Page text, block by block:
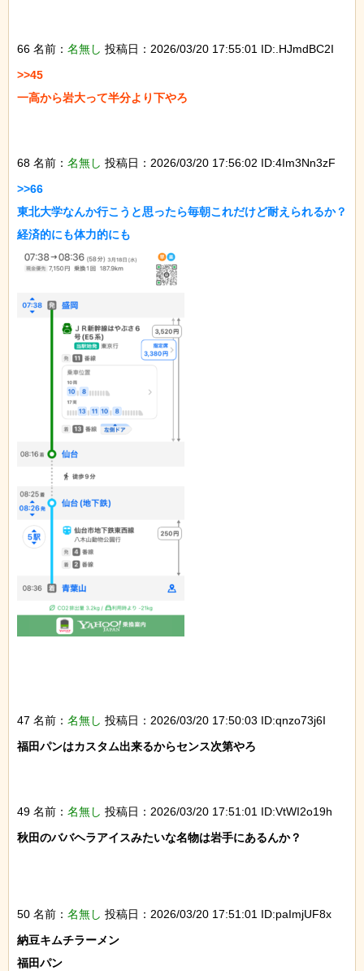
66 名前： 名無し 投稿日：2026/03/20 17:55:01 ID:.HJmdBC2I
>>45
一高から岩大って半分より下やろ
68 名前： 名無し 投稿日：2026/03/20 17:56:02 ID:4Im3Nn3zF
>>66
東北大学なんか行こうと思ったら毎朝これだけど耐えられるか？
47 名前： 名無し 投稿日：2026/03/20 17:50:03 ID:qnzo73j6I
福田パンはカスタム出来るからセンス次第やろ
49 名前： 名無し 投稿日：2026/03/20 17:51:01 ID:VtWI2o19h
秋田のババヘラアイスみたいな名物は岩手にあるんか？
50 名前： 名無し 投稿日：2026/03/20 17:51:01 ID:paImjUF8x
納豆キムチラーメン
福田パン